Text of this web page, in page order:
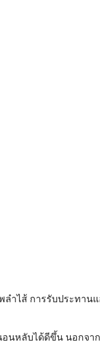
ลำไส้ การรับประทา
นหลับได้ดีขึ้น นอกจ